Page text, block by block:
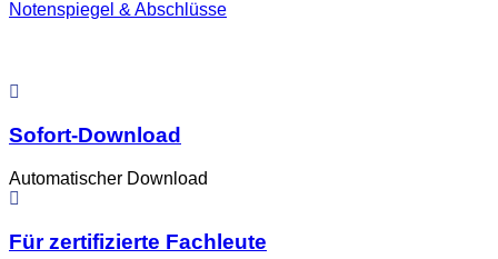
Notenspiegel & Abschlüsse
Sofort-Download
Automatischer Download
Für zertifizierte Fachleute